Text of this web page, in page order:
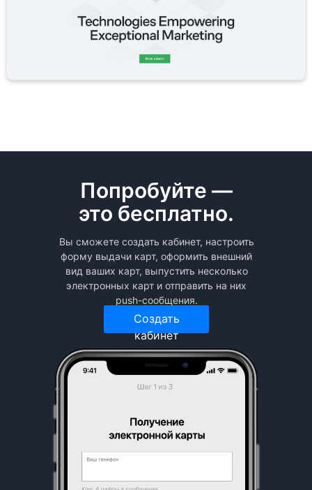
Попробуйте —
это бесплатно.
Вы сможете создать кабинет, настроить
форму выдачи карт, оформить внешний
вид ваших карт, выпустить несколько
электронных карт и отправить на них
push-сообщения.
Создать
кабинет